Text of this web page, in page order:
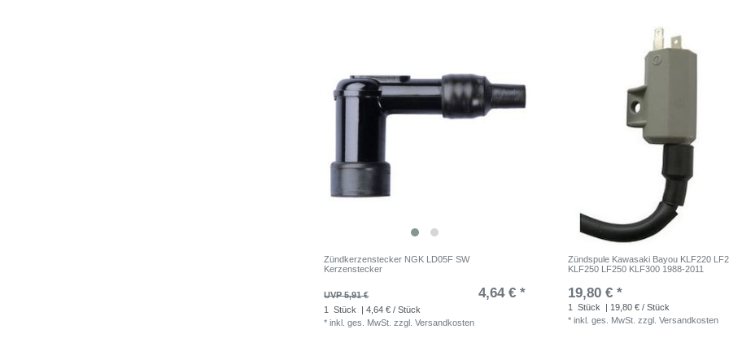
Zündkerzenstecker NGK LD05F SW
Kerzenstecker
UVP 5,91 € 4,64 € *
1 Stück
| 4,64 € / Stück
*inkl. ges. MwSt. zzgl.Versandkosten
Zündspule Kawasaki Bayou KLF220
KLF250 LF250 KLF300 1988-2011
19,80 € *
1 Stück
| 19,80 € / Stück
*inkl. ges. MwSt. zzgl.Versandkosten